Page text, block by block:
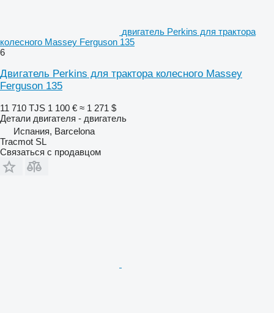
двигатель Perkins для трактора
колесного Massey Ferguson 135
6
Двигатель Perkins для трактора колесного Massey
Ferguson 135
11 710 TJS 1 100 € ≈ 1 271 $
Детали двигателя - двигатель
Испания, Barcelona
Tracmot SL
Связаться с продавцом